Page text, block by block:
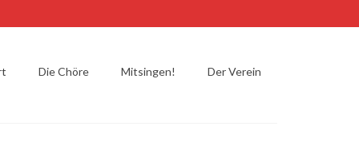
Die Chöre Mitsingen! Der Verein